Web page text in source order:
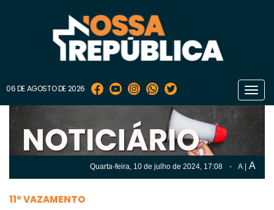
06 DE AGOSTO DE 2026
Quarta-feira, 10 de julho de 2024, 17:08 - A A
11º VAZAMENTO